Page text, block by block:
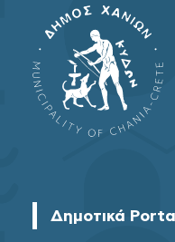
Δημοτικά